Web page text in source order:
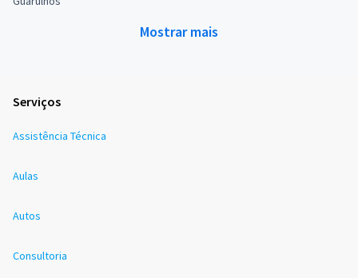
Mostrar mais
Serviços
Assistência Técnica
Aulas
Autos
Consultoria